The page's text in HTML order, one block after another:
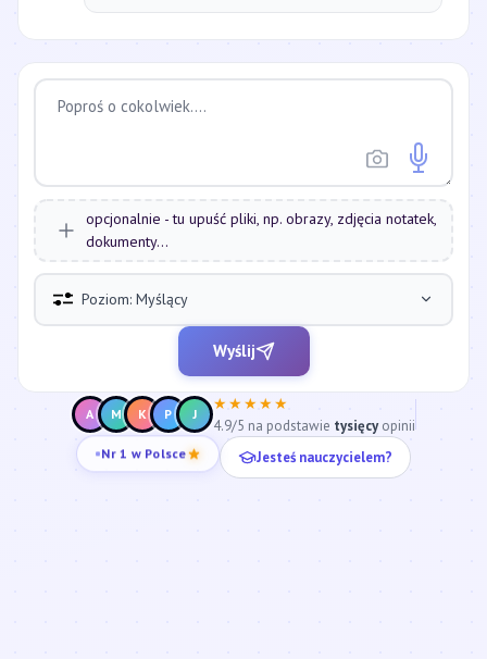
opcjonalnie - tu upuść pliki, np. obrazy, zdjęcia notatek,
dokumenty...
Poziom: Myślący
Wyślij
A M K P J
★★★★★
4.9/5 na podstawie tysięcyopinii
Nr 1 w Polsce Jesteś nauczycielem?